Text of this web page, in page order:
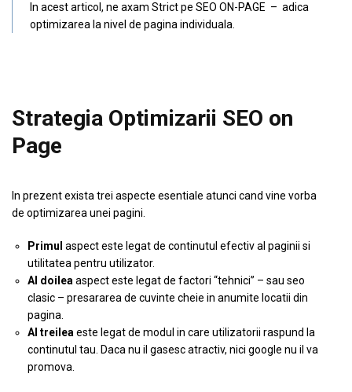
In acest articol, ne axam Strict pe SEO ON-PAGE – adica
optimizarea la nivel de pagina individuala.
Strategia Optimizarii SEO on
Page
In prezent exista trei aspecte esentiale atunci cand vine vorba
de optimizarea unei pagini.
Primul aspect este legat de continutul efectiv al paginii si
utilitatea pentru utilizator.
Al doilea aspect este legat de factori “tehnici” – sau seo
clasic – presararea de cuvinte cheie in anumite locatii din
pagina.
Al treilea este legat de modul in care utilizatorii raspund la
continutul tau. Daca nu il gasesc atractiv, nici google nu il va
promova.